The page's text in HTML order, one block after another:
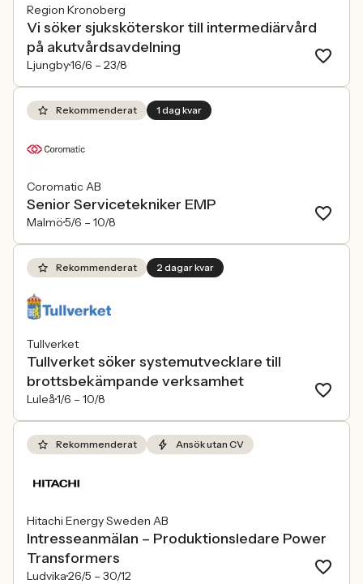
Region Kronoberg
Vi söker sjuksköterskor till intermediärvård
på akutvårdsavdelning
Ljungby16/6 – 23/8
Rekommenderat 1 dag kvar
Coromatic AB
Senior Servicetekniker EMP
Malmö5/6 – 10/8
Rekommenderat 2 dagar kvar
Tullverket
Tullverket söker systemutvecklare till
brottsbekämpande verksamhet
Luleå1/6 – 10/8
Rekommenderat Ansök utan CV
Hitachi Energy Sweden AB
Intresseanmälan – Produktionsledare Power
Transformers
Ludvika26/5 – 30/12